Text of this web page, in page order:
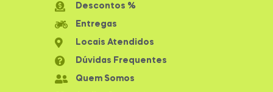
Descontos %
Entregas
Locais Atendidos
Dúvidas Frequentes
Quem Somos